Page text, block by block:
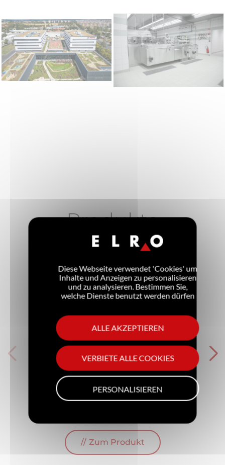
Produkte
MetaTherm
Neun Garverfahren in einem einzigen
Zum Produkt
Diese Webseite verwendet 'Cookies' um
Inhalte und Anzeigen zu personalisieren
und zu analysieren. Bestimmen Sie,
welche Dienste benutzt werden dürfen
ALLE AKZEPTIEREN
VERBIETE ALLE COOKIES
PERSONALISIEREN